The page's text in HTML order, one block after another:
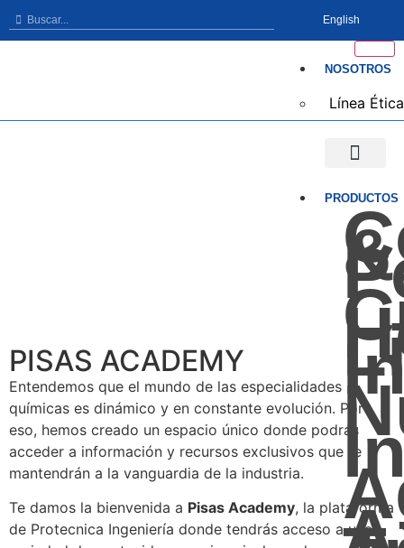
English
NOSOTROS
Línea Ética
PRODUCTOS
PISAS ACADEMY
Entendemos que el mundo de las especialidades
químicas es dinámico y en constante evolución. Por
eso, hemos creado un espacio único donde podrás
acceder a información y recursos exclusivos que te
mantendrán a la vanguardia de la industria.
Te damos la bienvenida a Pisas Academy, la plataforma
de Protecnica Ingeniería donde tendrás acceso a una